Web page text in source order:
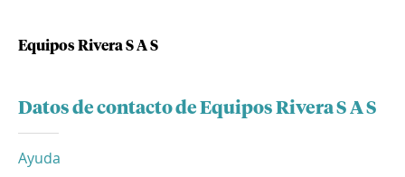
Equipos Rivera S A S
Datos de contacto de Equipos Rivera S A S
Ayuda